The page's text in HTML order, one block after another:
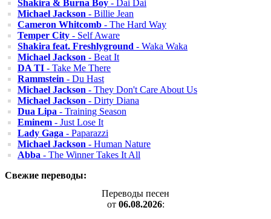
Shakira & Burna Boy - Dai Dai
Michael Jackson - Billie Jean
Cameron Whitcomb - The Hard Way
Temper City - Self Aware
Shakira feat. Freshlyground - Waka Waka
Michael Jackson - Beat It
DA TI - Take Me There
Rammstein - Du Hast
Michael Jackson - They Don't Care About Us
Michael Jackson - Dirty Diana
Dua Lipa - Training Season
Eminem - Just Lose It
Lady Gaga - Paparazzi
Michael Jackson - Human Nature
Abba - The Winner Takes It All
Свежие переводы:
Переводы песен
от 06.08.2026: